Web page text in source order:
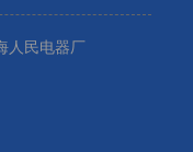
人民电器厂